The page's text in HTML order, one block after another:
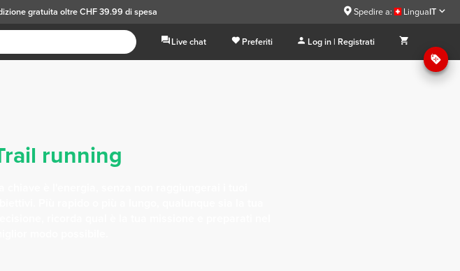
gratuita oltre CHF 39.99 di spesa Spedire a: LinguaIT
Live chat Preferiti Log in | Registrati
running